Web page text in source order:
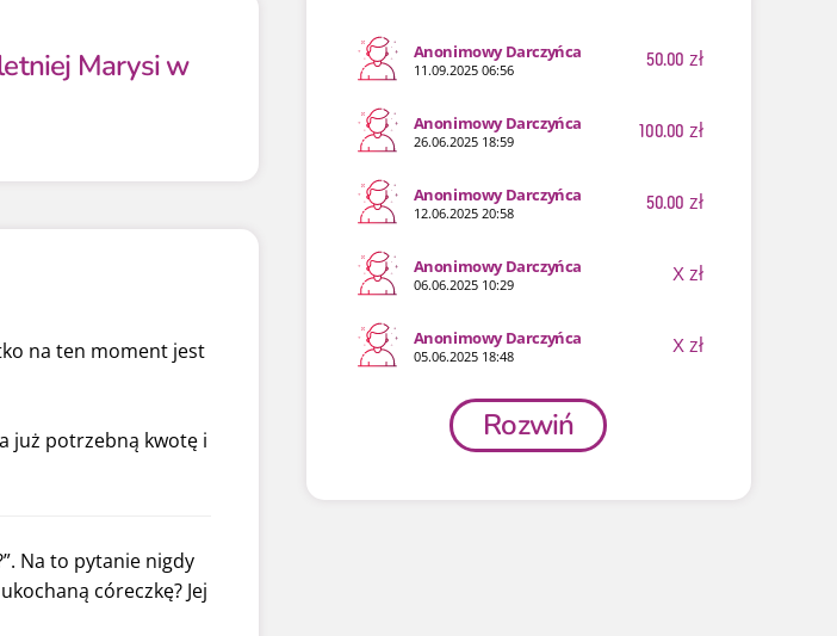
Marysi w
na ten moment jest
już potrzebną kwotę i
Na to pytanie nigdy
córeczkę? Jej
Anonimowy Darczyńca
11.09.2025 06:56 50.00 zł
Anonimowy Darczyńca
26.06.2025 18:59 100.00 zł
Anonimowy Darczyńca
12.06.2025 20:58 50.00 zł
Anonimowy Darczyńca
06.06.2025 10:29 Xzł
Anonimowy Darczyńca
05.06.2025 18:48 Xzł
Rozwiń